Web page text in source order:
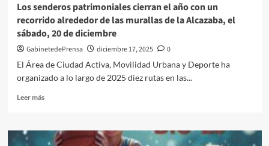
Los senderos patrimoniales cierran el año con un
recorrido alrededor de las murallas de la Alcazaba, el
sábado, 20 de diciembre
GabinetedePrensa diciembre 17, 2025
0
El Área de Ciudad Activa, Movilidad Urbana y Deporte ha
organizado a lo largo de 2025 diez rutas en las...
Leer másLeer
Los
senderos